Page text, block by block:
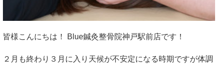
皆様こんにちは！ Blue鍼灸整骨院神戸駅前店です！
２月も終わり３月に入り天候が不安定になる時期ですが体調